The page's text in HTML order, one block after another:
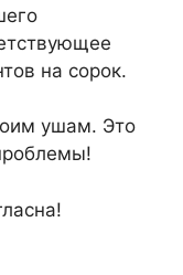
на сорок.
ушам. Это